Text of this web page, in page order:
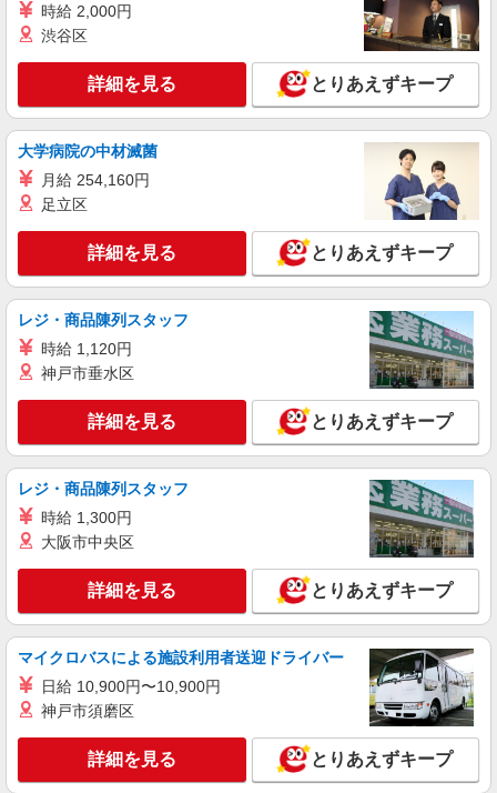
時給 2,000円
渋谷区
詳細を見る とりあえずキープ
大学病院の中材滅菌
月給 254,160円
足立区
詳細を見る とりあえずキープ
レジ・商品陳列スタッフ
時給 1,120円
神戸市垂水区
詳細を見る とりあえずキープ
レジ・商品陳列スタッフ
時給 1,300円
大阪市中央区
詳細を見る とりあえずキープ
マイクロバスによる施設利用者送迎ドライバー
日給 10,900円〜10,900円
神戸市須磨区
詳細を見る とりあえずキープ